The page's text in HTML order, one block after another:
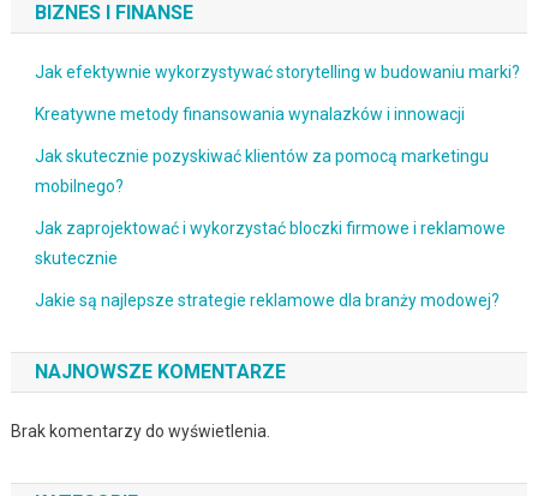
BIZNES I FINANSE
Jak efektywnie wykorzystywać storytelling w budowaniu marki?
Kreatywne metody finansowania wynalazków i innowacji
Jak skutecznie pozyskiwać klientów za pomocą marketingu
mobilnego?
Jak zaprojektować i wykorzystać bloczki firmowe i reklamowe
skutecznie
Jakie są najlepsze strategie reklamowe dla branży modowej?
NAJNOWSZE KOMENTARZE
Brak komentarzy do wyświetlenia.